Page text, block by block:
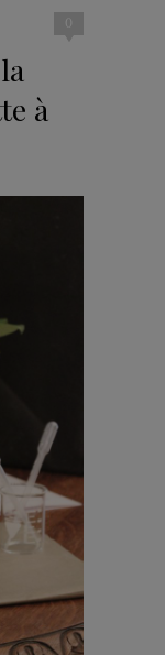
0
à